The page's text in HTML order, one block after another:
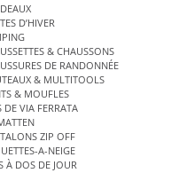
D’HIVER
& CHAUSSONS
DE RANDONNÉE
& MULTITOOLS
& MOUFLES
DE VIA FERRATA
ZIP OFF
A-NEIGE
À DOS DE JOUR